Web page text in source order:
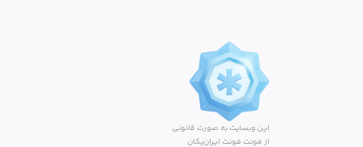
این وبسایت به صورت قانونی
از فونت فونت ایران‌یکان